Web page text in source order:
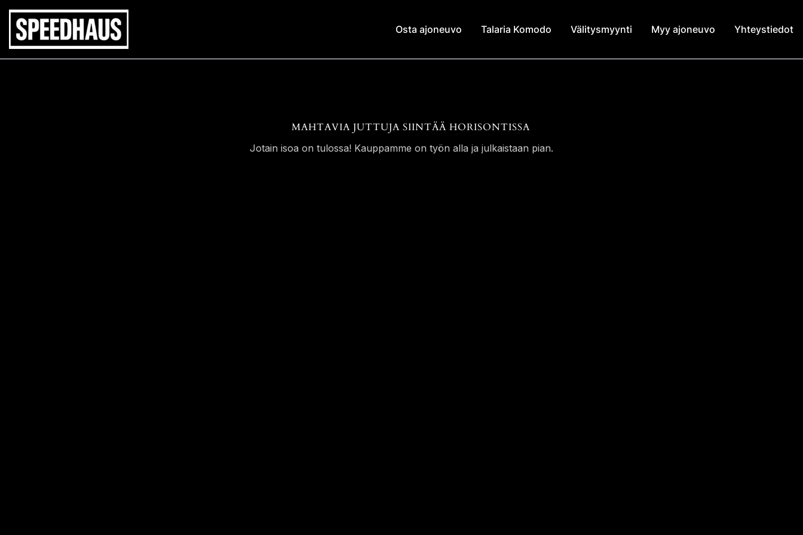
Siirry
sisältöön
Osta ajoneuvo Talaria Komodo Välitysmyynti Myy ajoneuvo Yhteystiedot
MAHTAVIA JUTTUJA SIINTÄÄ HORISONTISSA
Jotain isoa on tulossa! Kauppamme on työn alla ja julkaistaan pian.